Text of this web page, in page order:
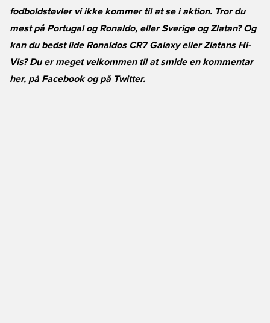
fodboldstøvler vi ikke kommer til at se i aktion. Tror du
mest på Portugal og Ronaldo, eller Sverige og Zlatan? Og
kan du bedst lide Ronaldos CR7 Galaxy eller Zlatans Hi-
Vis? Du er meget velkommen til at smide en kommentar
her, på Facebookog på Twitter.